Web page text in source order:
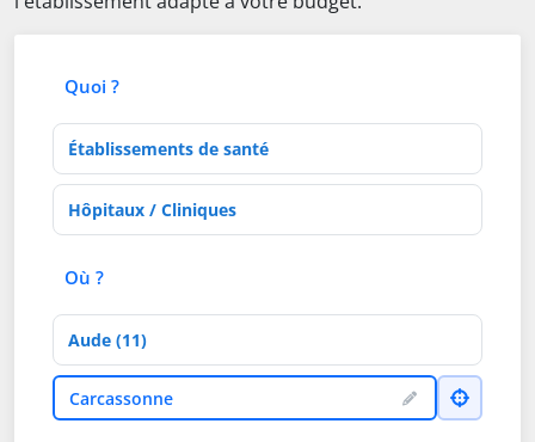
Quoi ?
Type d'établissement
Activités de soins
Où ?
Département
VilleCarcassonne